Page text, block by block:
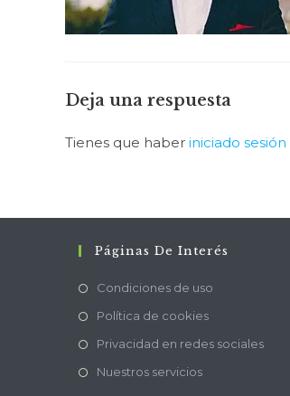
Deja una respuesta
Tienes que haber iniciado sesión
Páginas De Interés
Condiciones de uso
Política de cookies
Privacidad en redes sociales
Nuestros servicios